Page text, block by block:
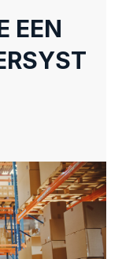
EEN